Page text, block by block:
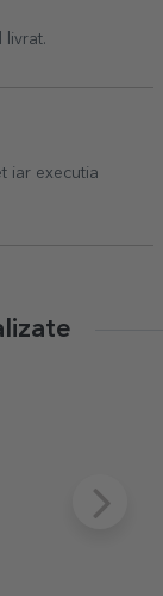
livrat.
iar executia